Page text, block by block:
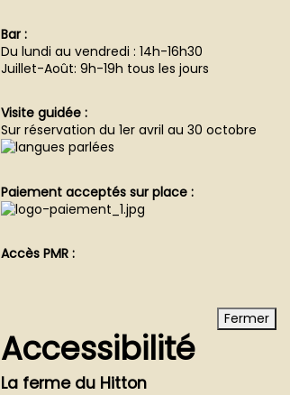
Bar :
Du lundi au vendredi : 14h-16h30
Juillet-Août: 9h-19h tous les jours
Visite guidée :
Sur réservation du 1er avril au 30 octobre
Paiement acceptés sur place :
Accès PMR :
Fermer
Accessibilité
La ferme du Hitton